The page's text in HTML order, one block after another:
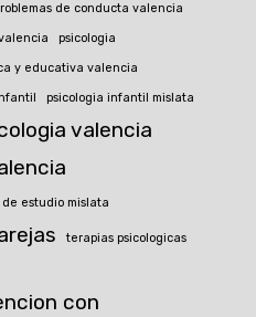
de conducta valencia
psicologia
y educativa valencia
psicologia infantil mislata
valencia
estudio mislata
terapias psicologicas
con